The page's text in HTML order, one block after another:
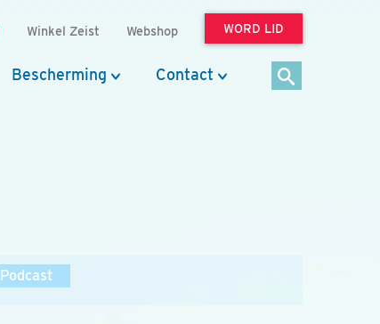
Winkel Zeist Webshop WORD LID
Bescherming Contact
Podcast